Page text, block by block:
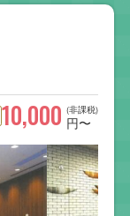
(非課税)
10,000 円〜